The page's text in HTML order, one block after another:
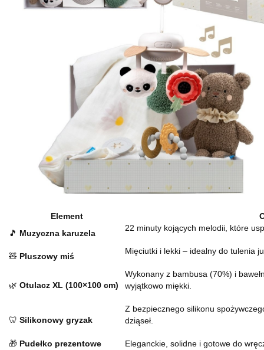
Element
🎵 Muzyczna karuzela
22 minuty kojących melodii, które
🧸 Pluszowy miś
Mięciutki i lekki – idealny do tulenia
🌿 Otulacz XL (100×100 cm)
Wykonany z bambusa (70%) i
wyjątkowo miękki.
🦷 Silikonowy gryzak
Z bezpiecznego silikonu
dziąseł.
🎁 Pudełko prezentowe
Eleganckie, solidne i gotowe do